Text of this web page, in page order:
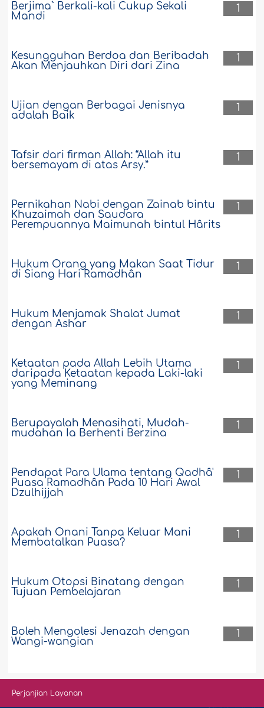
1
Berjima` Berkali-kali Cukup Sekali
Mandi
1
Kesungguhan Berdoa dan Beribadah
Akan Menjauhkan Diri dari Zina
1
Ujian dengan Berbagai Jenisnya
adalah Baik
1
Tafsir dari firman Allah: “Allah itu
bersemayam di atas Arsy.”
1
Pernikahan Nabi dengan Zainab bintu
Khuzaimah dan Saudara
Perempuannya Maimunah bintul Hârits
1
Hukum Orang yang Makan Saat Tidur
di Siang Hari Ramadhân
1
Hukum Menjamak Shalat Jumat
dengan Ashar
1
Ketaatan pada Allah Lebih Utama
daripada Ketaatan kepada Laki-laki
yang Meminang
1
Berupayalah Menasihati, Mudah-
mudahan Ia Berhenti Berzina
1
Pendapat Para Ulama tentang Qadhâ'
Puasa Ramadhân Pada 10 Hari Awal
Dzulhijjah
1
Apakah Onani Tanpa Keluar Mani
Membatalkan Puasa?
1
Hukum Otopsi Binatang dengan
Tujuan Pembelajaran
1
Boleh Mengolesi Jenazah dengan
Wangi-wangian
Perjanjian Layanan